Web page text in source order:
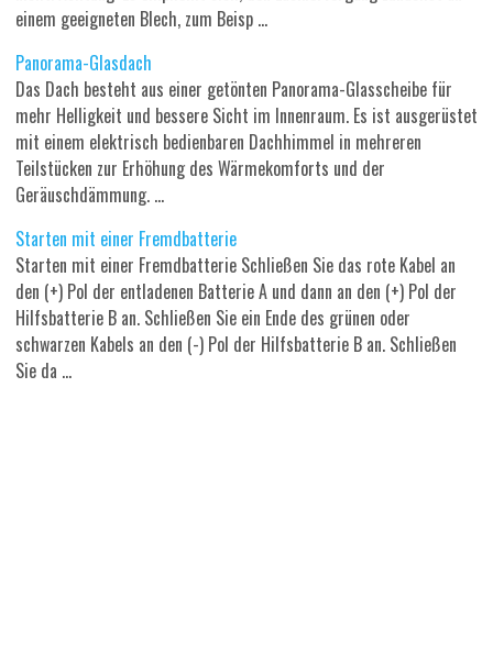
einem geeigneten Blech, zum Beisp ...
Panorama-Glasdach
Das Dach besteht aus einer getönten Panorama-Glasscheibe für
mehr Helligkeit und bessere Sicht im Innenraum. Es ist ausgerüstet
mit einem elektrisch bedienbaren Dachhimmel in mehreren
Teilstücken zur Erhöhung des Wärmekomforts und der
Geräuschdämmung. ...
Starten mit einer Fremdbatterie
Starten mit einer Fremdbatterie Schließen Sie das rote Kabel an
den (+) Pol der entladenen Batterie A und dann an den (+) Pol der
Hilfsbatterie B an. Schließen Sie ein Ende des grünen oder
schwarzen Kabels an den (-) Pol der Hilfsbatterie B an. Schließen
Sie da ...